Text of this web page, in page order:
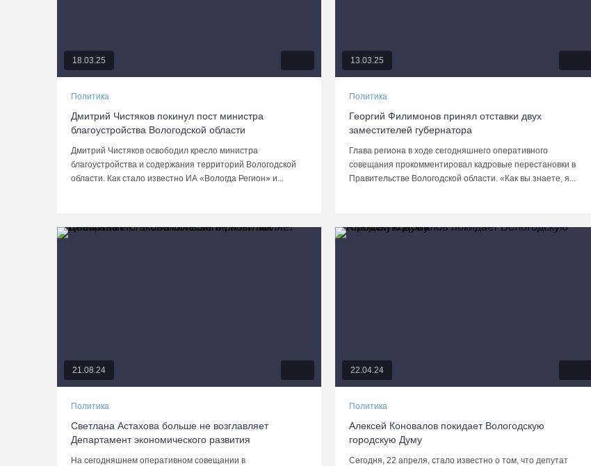
18.03.25
Политика
Дмитрий Чистяков покинул пост министра
благоустройства Вологодской области
Дмитрий Чистяков освободил кресло министра
благоустройства и содержания территорий Вологодской
области. Как стало известно ИА «Вологда Регион» и...
13.03.25
Политика
Георгий Филимонов принял отставки двух
заместителей губернатора
Глава региона в ходе сегодняшнего оперативного
совещания прокомментировал кадровые перестановки в
Правительстве Вологодской области. «Как вы знаете, я...
21.08.24
Политика
Светлана Астахова больше не возглавляет
Департамент экономического развития
На сегодняшнем оперативном совещании в
22.04.24
Политика
Алексей Коновалов покидает Вологодскую
городскую Думу
Сегодня, 22 апреля, стало известно о том, что депутат